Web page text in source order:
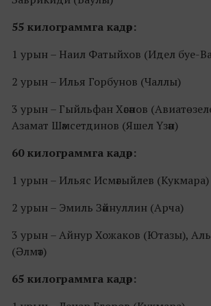
55 килограммга кадәр:
1 урын – Наил Фатыйхов (Идел буе-
2 урын – Илья Горбунов (Чаллы)
3 урын – Гыйльфан Хәсәнов
Азамат Шәмсетдинов (Яшел Үзән)
60 килограммга кадәр:
1 урын – Ильяс Исмәгыйлев (Кукмара)
2 урын – Эмиль Зәйнуллин (Арча)
3 урын – Айнур Хожаков (Ютазы),
(Әлмәт)
65 килограммга кадәр: